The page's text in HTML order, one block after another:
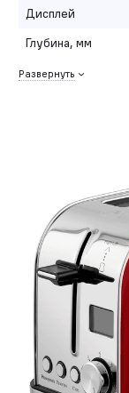
Дисплей
Глубина, мм
Развернуть